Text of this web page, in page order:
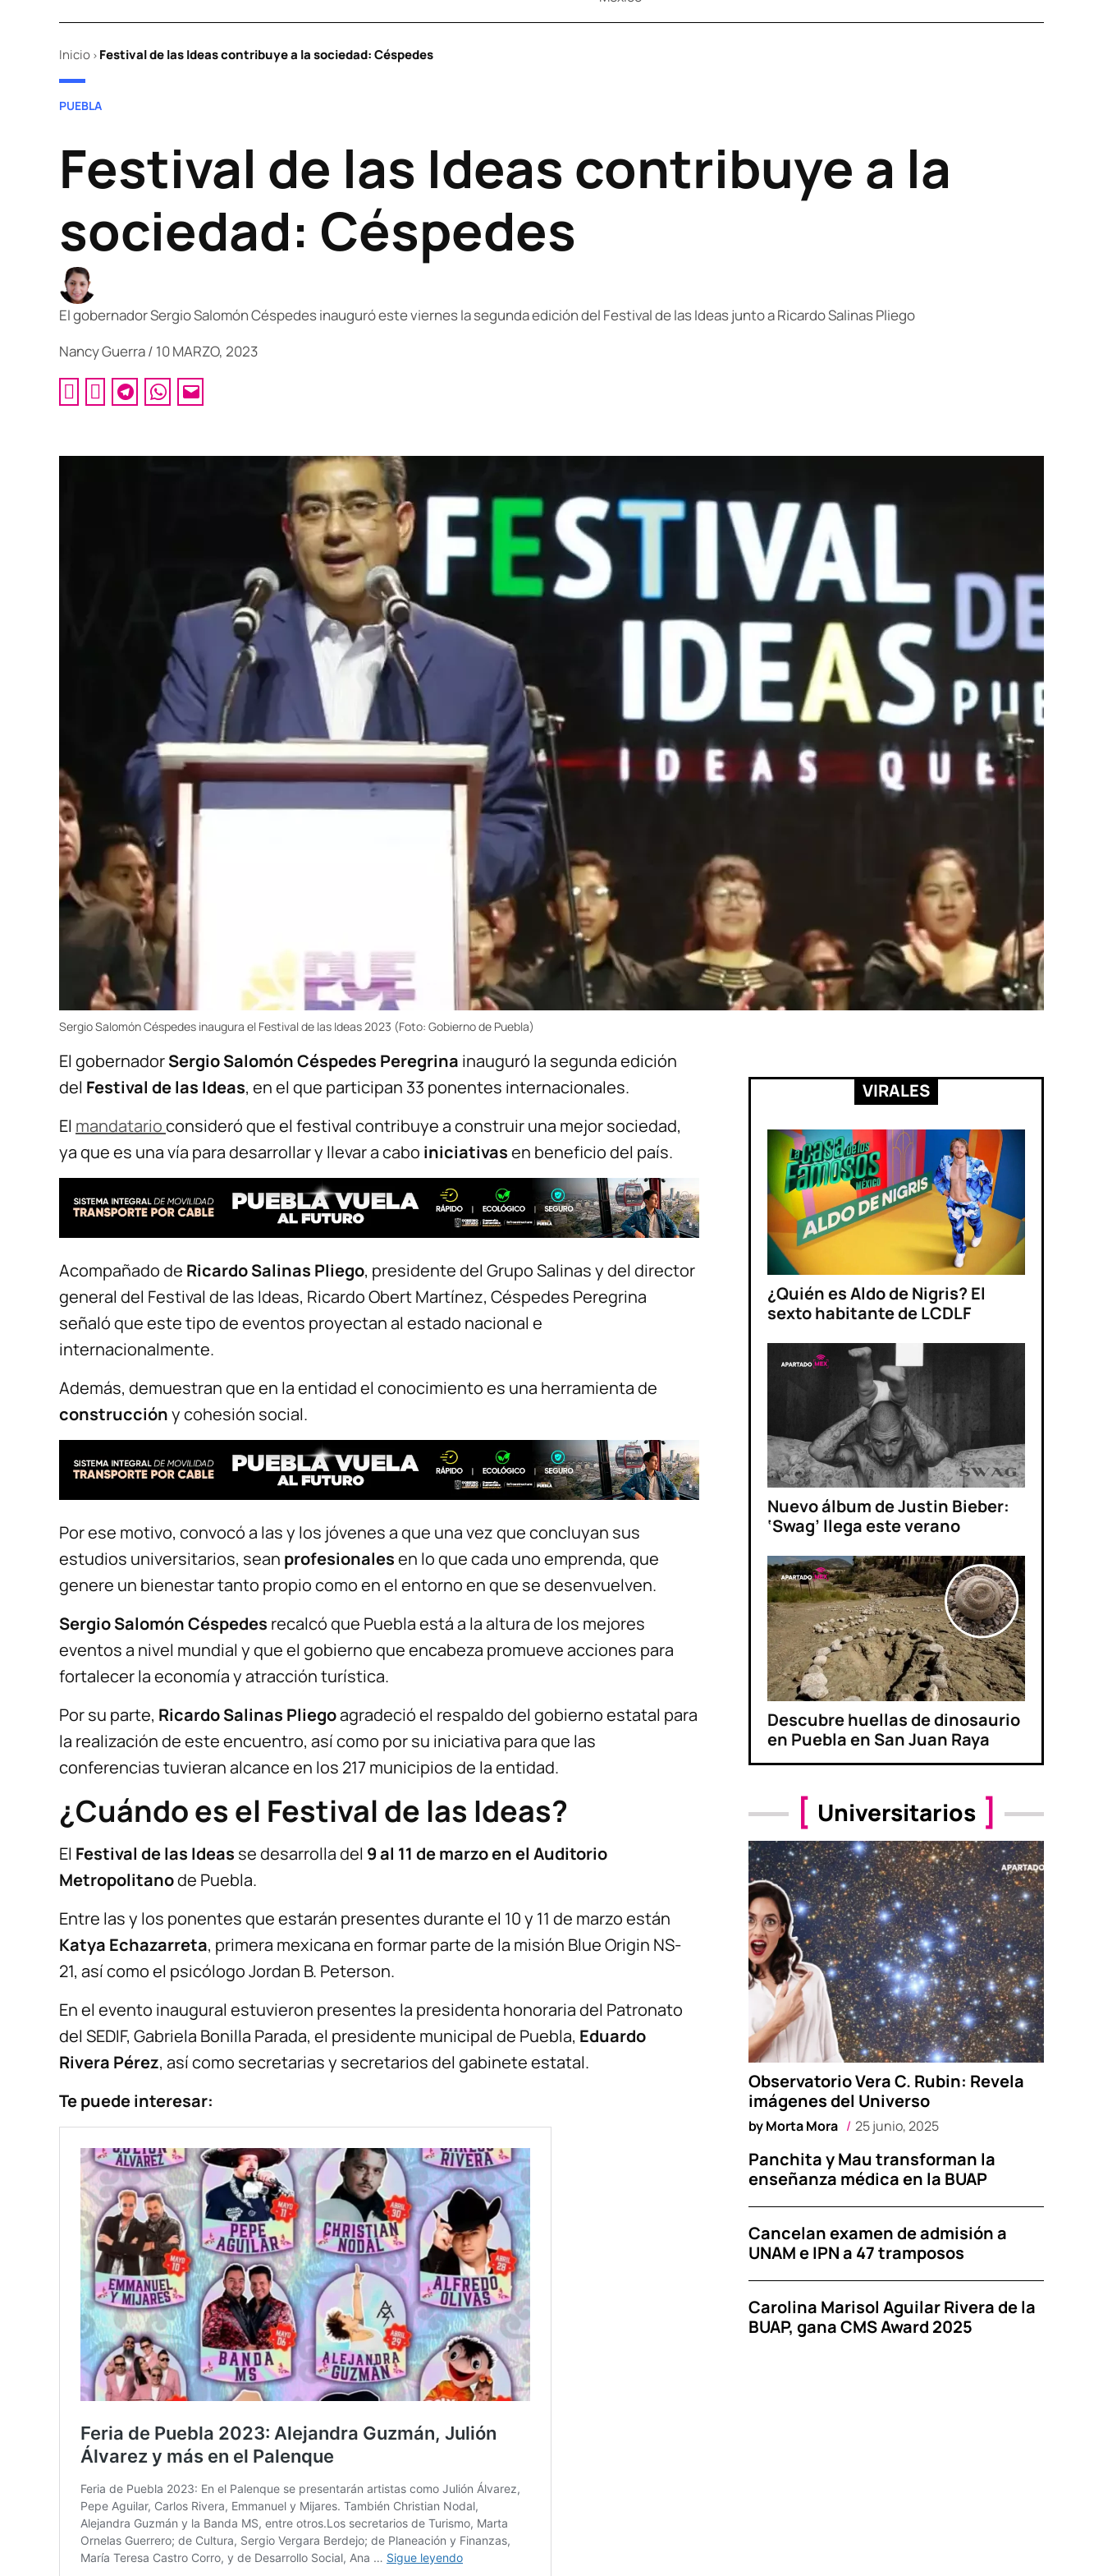
Inicio > Festival de las Ideas contribuye a la sociedad: Céspedes
POSTED
PUEBLA
Festival de las Ideas contribuye a la
sociedad: Céspedes
El gobernador Sergio Salomón Céspedes inauguró este viernes la segunda edición del Festival de las Ideas junto a Ricardo Salinas Pliego
Nancy Guerra/ 10 MARZO, 2023
Sergio Salomón Céspedes inaugura el Festival de las Ideas 2023 (Foto: Gobierno de Puebla)
El gobernadorSergio Salomón Céspedes Peregrina inauguró la segunda edición
del Festival de las Ideas, en el que participan 33 ponentes internacionales.
El mandatarioconsideró que el festival contribuye a construir una mejor sociedad,
ya que es una vía para desarrollar y llevar a cabo iniciativasen beneficio del país.
Acompañado de Ricardo Salinas Pliego, presidente del Grupo Salinas y del director
general del Festival de las Ideas, Ricardo Obert Martínez, Céspedes Peregrina
señaló que este tipo de eventos proyectan al estado nacional e
internacionalmente.
Además, demuestran que en la entidad el conocimiento es una herramienta de
construccióny cohesión social.
Por ese motivo, convocó a las y los jóvenes a que una vez que concluyan sus
estudios universitarios, sean profesionalesen lo que cada uno emprenda, que
genere un bienestar tanto propio como en el entorno en que se desenvuelven.
Sergio Salomón Céspedes recalcó que Puebla está a la altura de los mejores
eventos a nivel mundial y que el gobierno que encabeza promueve acciones para
fortalecer la economía y atracción turística.
Por su parte, Ricardo Salinas Pliegoagradeció el respaldo del gobierno estatal para
la realización de este encuentro, así como por su iniciativa para que las
conferencias tuvieran alcance en los 217 municipios de la entidad.
¿Cuándo es el Festival de las Ideas?
El Festival de las Ideas se desarrolla del 9 al 11 de marzo en el Auditorio
Metropolitanode Puebla.
Entre las y los ponentes que estarán presentes durante el 10 y 11 de marzo están
Katya Echazarreta, primera mexicana en formar parte de la misión Blue Origin NS-
21, así como el psicólogo Jordan B. Peterson.
En el evento inaugural estuvieron presentes la presidenta honoraria del Patronato
del SEDIF, Gabriela Bonilla Parada, el presidente municipal de Puebla, Eduardo
Rivera Pérez, así como secretarias y secretarios del gabinete estatal.
Te puede interesar:
VIRALES
¿Quién es Aldo de Nigris? El
sexto habitante de LCDLF
Nuevo álbum de Justin Bieber:
‘Swag’ llega este verano
Descubre huellas de dinosaurio
en Puebla en San Juan Raya
Universitarios
Observatorio Vera C. Rubin: Revela
imágenes del Universo
byMorta Mora 25 junio, 2025
Panchita y Mau transforman la
enseñanza médica en la BUAP
Cancelan examen de admisión a
UNAM e IPN a 47 tramposos
Carolina Marisol Aguilar Rivera de la
BUAP, gana CMS Award 2025